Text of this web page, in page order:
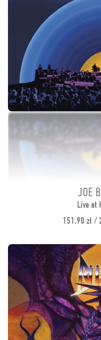
JOE
Live at
151.90 zł /